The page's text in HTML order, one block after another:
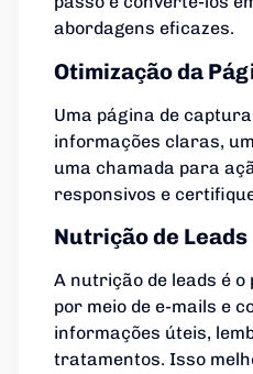
abordagens eficazes.
Otimização da
Uma página de
informações claras,
uma chamada para
responsivos e
Nutrição de Leads
A nutrição de leads é
por meio de e-mails e
informações úteis,
tratamentos. Isso